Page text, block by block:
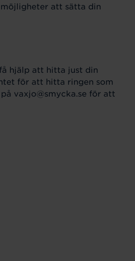
att sätta din
hjälp att hitta just din
för att hitta ringen som
vaxjo@smycka.se för att